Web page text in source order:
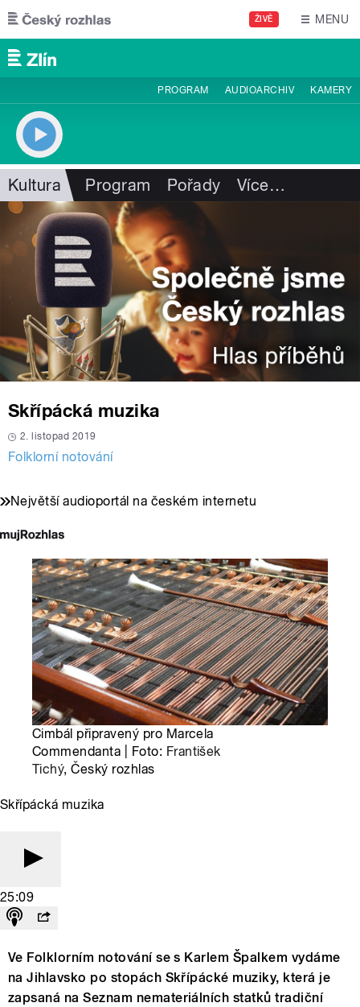
Přejít k hlavnímu obsahu
ŽIVĚ MENU
PROGRAM AUDIOARCHIV KAMERY
Kultura Program Pořady Více…
Skřípácká muzika
2. listopad 2019
Folklorní notování
Největší audioportál na českém internetu
Cimbál připravený pro Marcela
Commendanta | Foto: František
Tichý, Český rozhlas
Skřípácká muzika
25:09
Ve Folklorním notování se s Karlem Špalkem vydáme
na Jihlavsko po stopách Skřípácké muziky, která je
zapsaná na Seznam nemateriálních statků tradiční